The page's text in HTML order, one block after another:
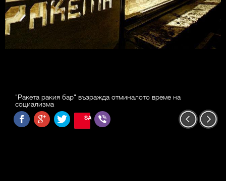
"Ракета ракия бар" възражда отминалото време на
социализма
SAVE